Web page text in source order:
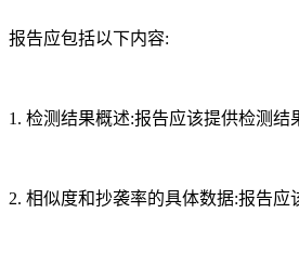
报告应包括以下内容:
1. 检测结果概述:报告应该提供检测
2. 相似度和抄袭率的具体数据:报告